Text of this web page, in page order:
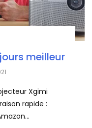
meilleur
Xgimi
rapide :